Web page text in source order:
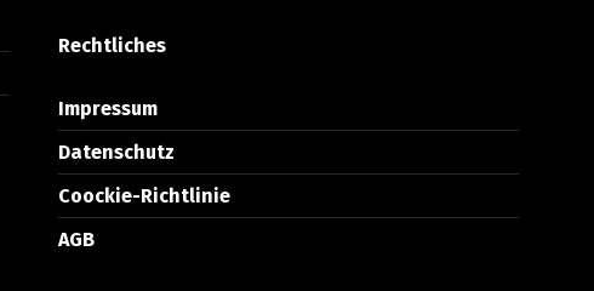
Rechtliches
Impressum
Datenschutz
Coockie-Richtlinie
AGB